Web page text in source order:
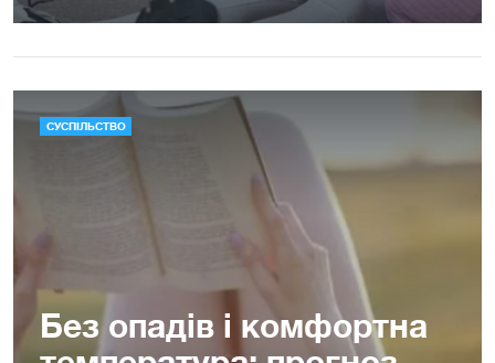
СУСПІЛЬСТВО
Без опадів і комфортна